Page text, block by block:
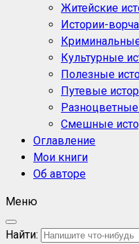
Житейские
Истории-
Культурные
Полезные
Путевые
Смешные
Оглавление
Мои книги
Об авторе
Меню
Найти: